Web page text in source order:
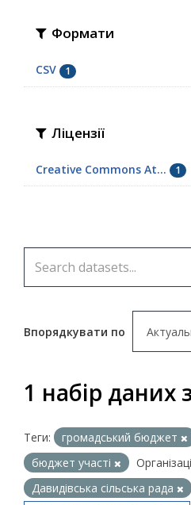
Формати
CSV 1
Ліцензії
Creative Commons At... 1
Впорядкувати по
1 набір даних
Теги: громадський бюджет
бюджет участі
Давидівська сільська рада